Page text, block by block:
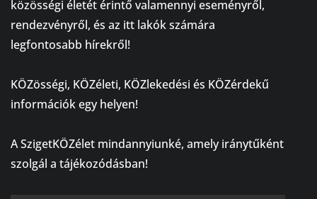
közösségi életét érintő valamennyi eseményről,
rendezvényről, és az itt lakók számára
legfontosabb hírekről!
KÖZösségi, KÖZéleti, KÖZlekedési és KÖZérdekű
információk egy helyen!
A SzigetKÖZélet mindannyiunké, amely iránytűként
szolgál a tájékozódásban!